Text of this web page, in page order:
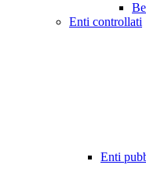
Enti controllati
Enti